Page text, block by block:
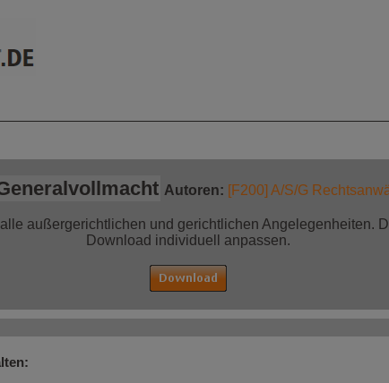
Autoren: [F200] A/S/G
außergerichtlichen und gerichtlichen Angelegenheiten.
Download individuell anpassen.